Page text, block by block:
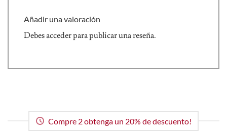
Añadir una valoración
Debesaccederpara publicar una reseña.
Compre 2 obtenga un 20% de descuento!